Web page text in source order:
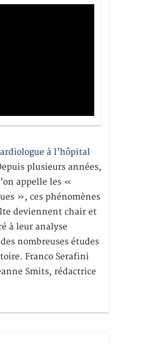
à l’hôpital
plusieurs années,
appelle les «
», ces phénomènes
deviennent chair et
à leur analyse
nombreuses études
Franco Serafini
Smits, rédactrice